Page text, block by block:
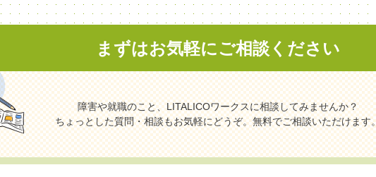
まずはお気軽にご相談ください
障害や就職のこと、LITALICOワークスに相談してみませんか？
ちょっとした質問・相談もお気軽にどうぞ。無料でご相談いただけます